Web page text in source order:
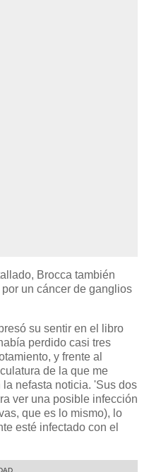
Brocca también
un cáncer de ganglios
su sentir en el libro
perdido casi tres
y frente al
de la que me
nefasta noticia. 'Sus dos
ver una posible infección
que es lo mismo), lo
esté infectado con el